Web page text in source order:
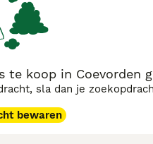
te koop in Coevorden
sla dan je
bewaren